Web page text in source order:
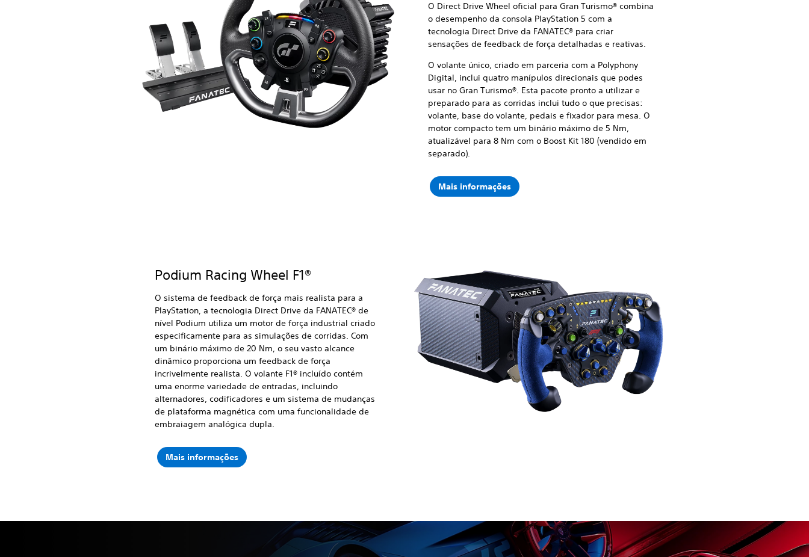
O Direct Drive Wheel oficial para Gran Turismo® combina
o desempenho da consola PlayStation 5 com a
tecnologia Direct Drive da FANATEC® para criar
sensações de feedback de força detalhadas e reativas.
O volante único, criado em parceria com a Polyphony
Digital, inclui quatro manípulos direcionais que podes
usar no Gran Turismo®. Esta pacote pronto a utilizar e
preparado para as corridas inclui tudo o que precisas:
volante, base do volante, pedais e fixador para mesa. O
motor compacto tem um binário máximo de 5 Nm,
atualizável para 8 Nm com o Boost Kit 180 (vendido em
separado).
Mais informações
Podium Racing Wheel F1®
O sistema de feedback de força mais realista para a
PlayStation, a tecnologia Direct Drive da FANATEC® de
nível Podium utiliza um motor de força industrial criado
especificamente para as simulações de corridas. Com
um binário máximo de 20 Nm, o seu vasto alcance
dinâmico proporciona um feedback de força
incrivelmente realista. O volante F1® incluído contém
uma enorme variedade de entradas, incluindo
alternadores, codificadores e um sistema de mudanças
de plataforma magnética com uma funcionalidade de
embraiagem analógica dupla.
Mais informações